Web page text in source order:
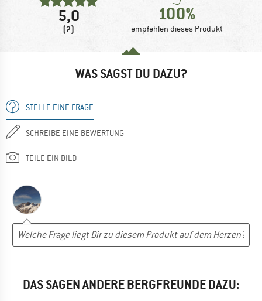
5,0
(2)
100%
empfehlen dieses Produkt
WAS SAGST DU DAZU?
STELLE EINE FRAGE
SCHREIBE EINE BEWERTUNG
TEILE EIN BILD
DAS SAGEN ANDERE BERGFREUNDE DAZU: